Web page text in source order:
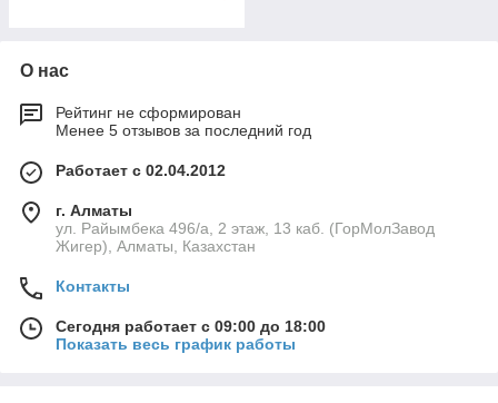
О нас
Рейтинг не сформирован
Менее 5 отзывов за последний год
Работает с 02.04.2012
г. Алматы
ул. Райымбека 496/а, 2 этаж, 13 каб. (ГорМолЗавод
Жигер), Алматы, Казахстан
Контакты
Сегодня работает с 09:00 до 18:00
Показать весь график работы